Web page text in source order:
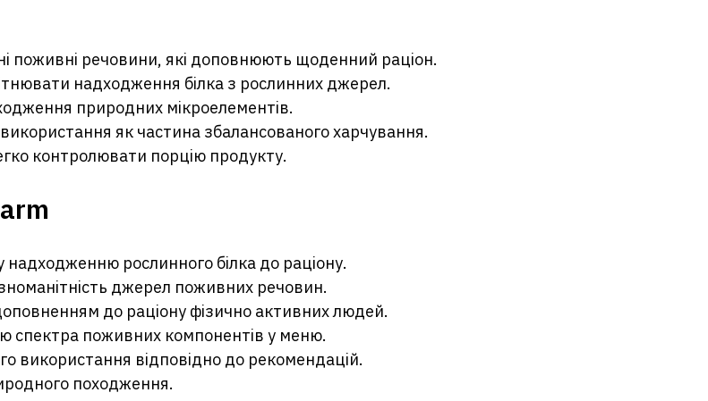
поживні речовини, які доповнюють щоденний раціон.
надходження білка з рослинних джерел.
природних мікроелементів.
як частина збалансованого харчування.
контролювати порцію продукту.
рослинного білка до раціону.
джерел поживних речовин.
до раціону фізично активних людей.
спектра поживних компонентів у меню.
використання відповідно до рекомендацій.
походження.